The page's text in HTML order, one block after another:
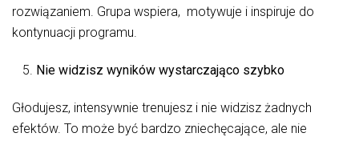
rozwiązaniem. Grupa wspiera, motywuje i inspiruje do
kontynuacji programu.
Nie widzisz wyników wystarczająco szybko
Głodujesz, intensywnie trenujesz i nie widzisz żadnych
efektów. To może być bardzo zniechęcające, ale nie